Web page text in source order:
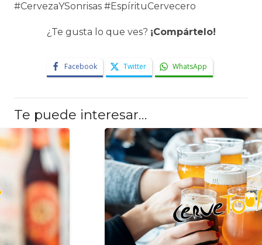
#CervezaYSonrisas #EspírituCervecero
¿Te gusta lo que ves? ¡Compártelo!
Facebook Twitter WhatsApp
Te puede interesar…